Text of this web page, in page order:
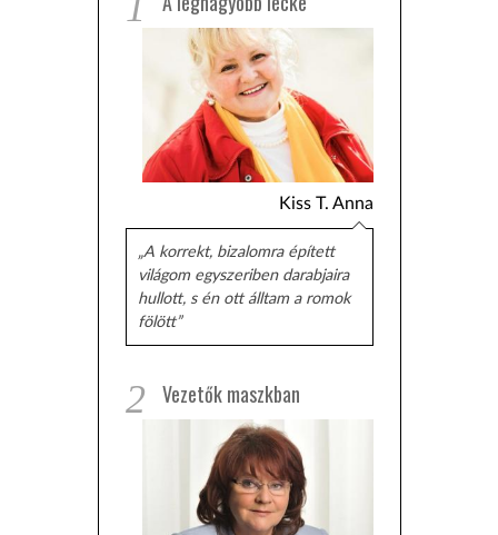
Kiss T. Anna
„A korrekt, bizalomra épített
világom egyszeriben darabjaira
hullott, s én ott álltam a romok
fölött”
2 Vezetők maszkban